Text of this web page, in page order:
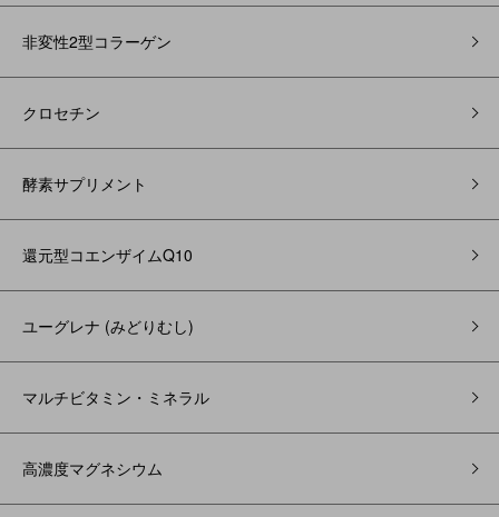
非変性2型コラーゲン
クロセチン
酵素サプリメント
還元型コエンザイムQ10
ユーグレナ (みどりむし)
マルチビタミン・ミネラル
高濃度マグネシウム